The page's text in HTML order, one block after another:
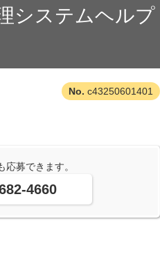
システムヘルプ
c43250601401
応募できます。
4660